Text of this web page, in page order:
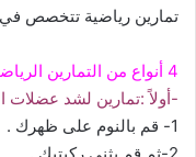
تمارين رياضية تتخصص في
4 أنواع من التمارين الرياضية لشد البطن .
-أولاً :تمارين لشد عضلات
1- قم بالنوم على ظهرك .